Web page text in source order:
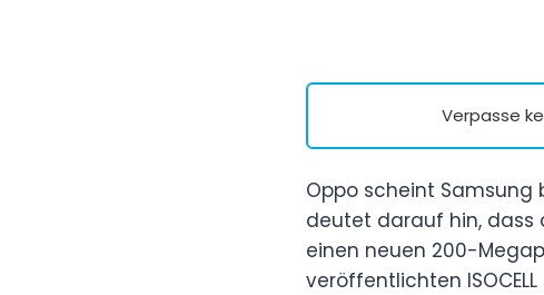
Verpasse
Oppo scheint Samsung
deutet darauf hin, dass
einen neuen 200-
veröffentlichten